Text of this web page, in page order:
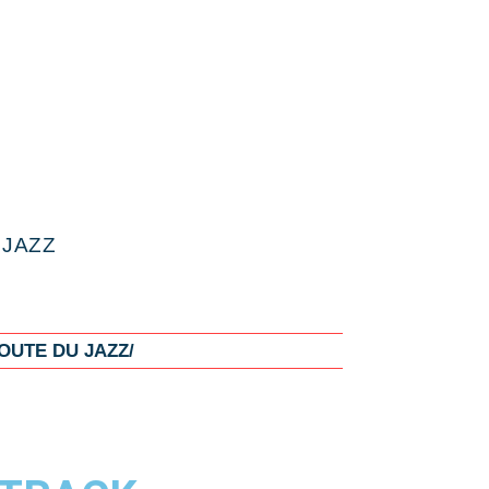
DU JAZZ/